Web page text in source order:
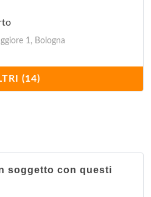
1, Bologna
Bologna
Vitale
(14)
soggetto con questi